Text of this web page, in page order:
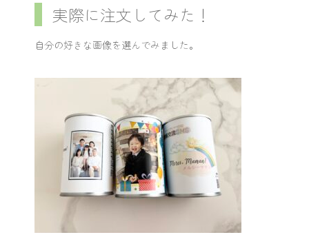
実際に注文してみた！
自分の好きな画像を選んでみました。